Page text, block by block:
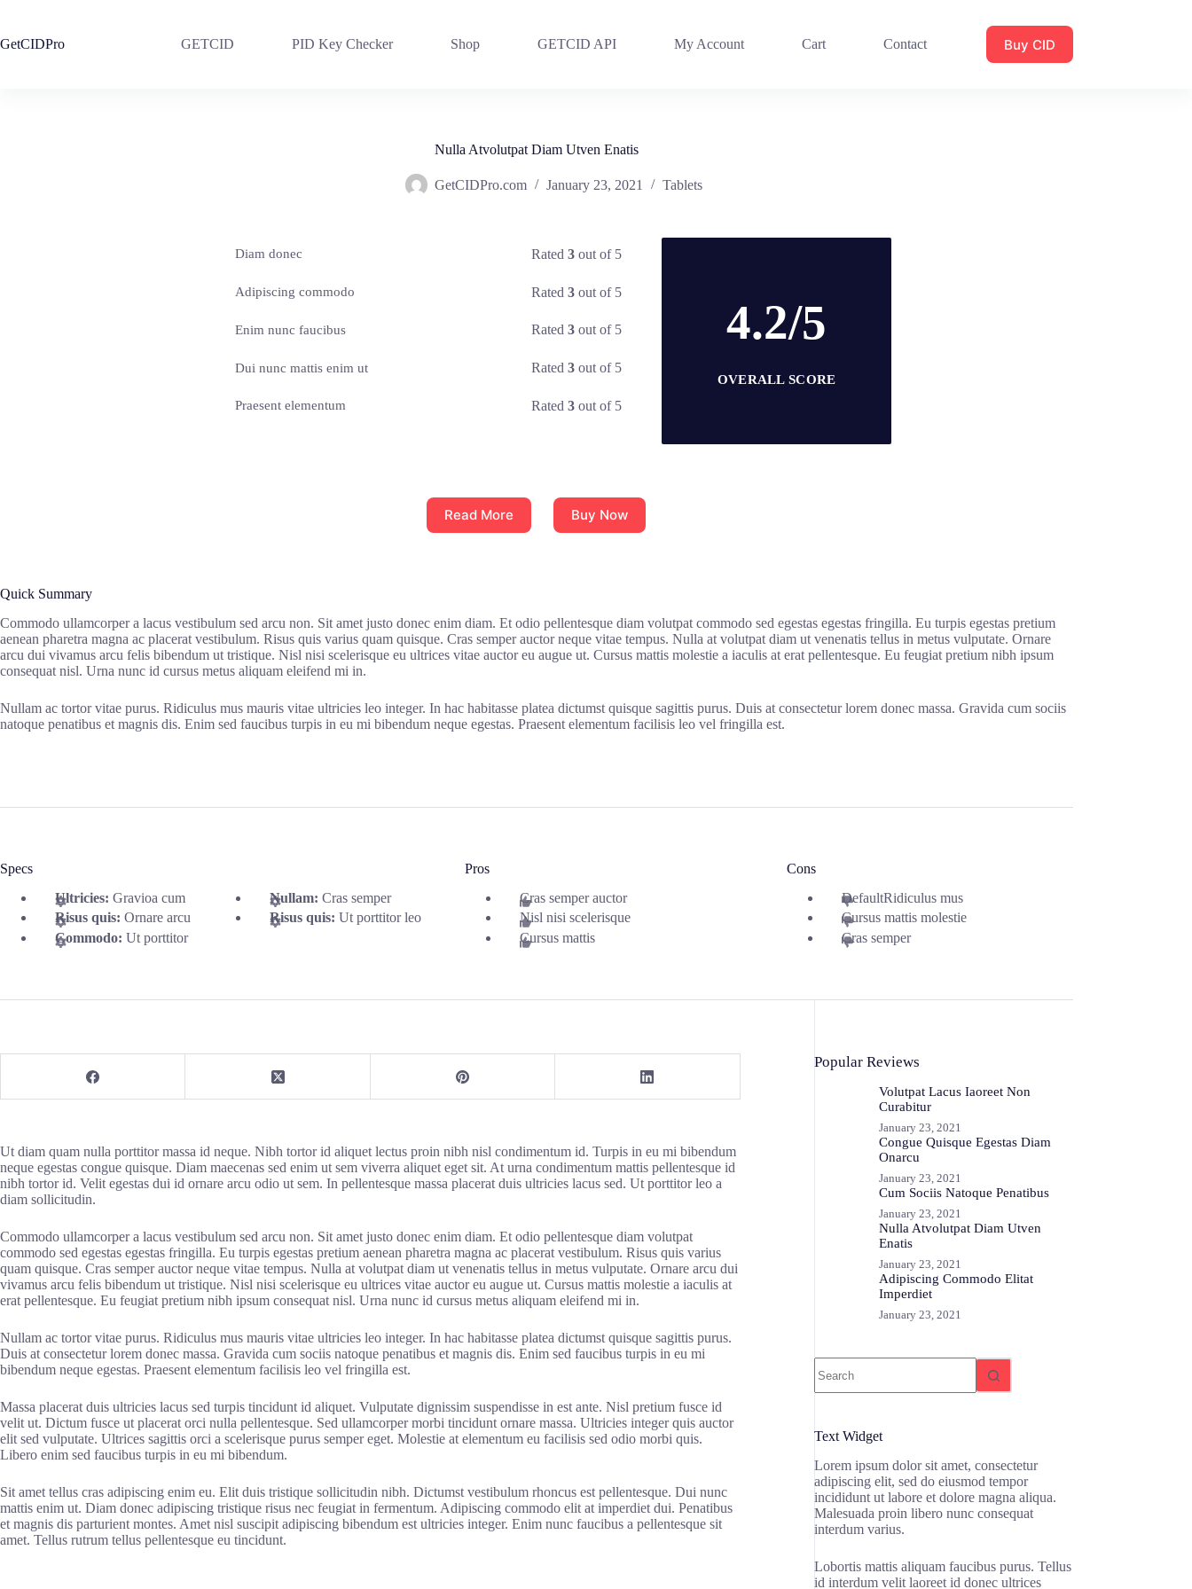
content
GetCIDPro GETCID PID Key Checker Shop GETCID API My Account Cart Contact Buy CID
Nulla Atvolutpat Diam Utven Enatis
GetCIDPro.com January 23, 2021 Tablets
Diam donec Rated3 out of 5
Adipiscing commodo Rated3 out of 5
Enim nunc faucibus Rated3 out of 5
Dui nunc mattis enim ut Rated3 out of 5
Praesent elementum Rated3 out of 5
4.2/5
OVERALL SCORE
Read More Buy Now
Quick Summary
Commodo ullamcorper a lacus vestibulum sed arcu non. Sit amet justo donec enim diam. Et odio pellentesque diam volutpat commodo sed egestas egestas fringilla. Eu turpis egestas pretium
aenean pharetra magna ac placerat vestibulum. Risus quis varius quam quisque. Cras semper auctor neque vitae tempus. Nulla at volutpat diam ut venenatis tellus in metus vulputate. Ornare
arcu dui vivamus arcu felis bibendum ut tristique. Nisl nisi scelerisque eu ultrices vitae auctor eu augue ut. Cursus mattis molestie a iaculis at erat pellentesque. Eu feugiat pretium nibh ipsum
consequat nisl. Urna nunc id cursus metus aliquam eleifend mi in.
Nullam ac tortor vitae purus. Ridiculus mus mauris vitae ultricies leo integer. In hac habitasse platea dictumst quisque sagittis purus. Duis at consectetur lorem donec massa. Gravida cum sociis
natoque penatibus et magnis dis. Enim sed faucibus turpis in eu mi bibendum neque egestas. Praesent elementum facilisis leo vel fringilla est.
Specs
Ultricies: Gravioa cum Nullam:Cras semper
Risus quis: Ornare arcu Risus quis:Ut porttitor leo
Commodo: Ut porttitor
Pros
Cras semper auctor
Nisl nisi scelerisque
Cursus mattis
Cons
DefaultRidiculus mus
Cursus mattis molestie
Cras semper
Ut diam quam nulla porttitor massa id neque. Nibh tortor id aliquet lectus proin nibh nisl condimentum id. Turpis in eu mi bibendum
neque egestas congue quisque. Diam maecenas sed enim ut sem viverra aliquet eget sit. At urna condimentum mattis pellentesque id
nibh tortor id. Velit egestas dui id ornare arcu odio ut sem. In pellentesque massa placerat duis ultricies lacus sed. Ut porttitor leo a
diam sollicitudin.
Commodo ullamcorper a lacus vestibulum sed arcu non. Sit amet justo donec enim diam. Et odio pellentesque diam volutpat
commodo sed egestas egestas fringilla. Eu turpis egestas pretium aenean pharetra magna ac placerat vestibulum. Risus quis varius
quam quisque. Cras semper auctor neque vitae tempus. Nulla at volutpat diam ut venenatis tellus in metus vulputate. Ornare arcu dui
vivamus arcu felis bibendum ut tristique. Nisl nisi scelerisque eu ultrices vitae auctor eu augue ut. Cursus mattis molestie a iaculis at
erat pellentesque. Eu feugiat pretium nibh ipsum consequat nisl. Urna nunc id cursus metus aliquam eleifend mi in.
Nullam ac tortor vitae purus. Ridiculus mus mauris vitae ultricies leo integer. In hac habitasse platea dictumst quisque sagittis purus.
Duis at consectetur lorem donec massa. Gravida cum sociis natoque penatibus et magnis dis. Enim sed faucibus turpis in eu mi
bibendum neque egestas. Praesent elementum facilisis leo vel fringilla est.
Massa placerat duis ultricies lacus sed turpis tincidunt id aliquet. Vulputate dignissim suspendisse in est ante. Nisl pretium fusce id
velit ut. Dictum fusce ut placerat orci nulla pellentesque. Sed ullamcorper morbi tincidunt ornare massa. Ultricies integer quis auctor
elit sed vulputate. Ultrices sagittis orci a scelerisque purus semper eget. Molestie at elementum eu facilisis sed odio morbi quis.
Libero enim sed faucibus turpis in eu mi bibendum.
Sit amet tellus cras adipiscing enim eu. Elit duis tristique sollicitudin nibh. Dictumst vestibulum rhoncus est pellentesque. Dui nunc
mattis enim ut. Diam donec adipiscing tristique risus nec feugiat in fermentum. Adipiscing commodo elit at imperdiet dui. Penatibus
et magnis dis parturient montes. Amet nisl suscipit adipiscing bibendum est ultricies integer. Enim nunc faucibus a pellentesque sit
amet. Tellus rutrum tellus pellentesque eu tincidunt.
Popular Reviews
Volutpat Lacus Iaoreet Non
Curabitur
January 23, 2021
Congue Quisque Egestas Diam
Onarcu
January 23, 2021
Cum Sociis Natoque Penatibus
January 23, 2021
Nulla Atvolutpat Diam Utven
Enatis
January 23, 2021
Adipiscing Commodo Elitat
Imperdiet
January 23, 2021
results
Text Widget
Lorem ipsum dolor sit amet, consectetur
adipiscing elit, sed do eiusmod tempor
incididunt ut labore et dolore magna aliqua.
Malesuada proin libero nunc consequat
interdum varius.
Lobortis mattis aliquam faucibus purus. Tellus
id interdum velit laoreet id donec ultrices